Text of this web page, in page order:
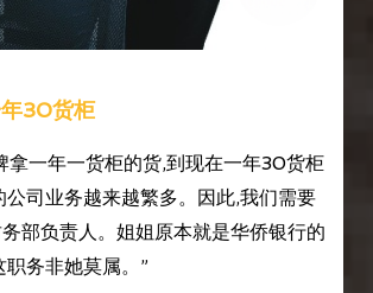
30货柜
拿一年一货柜的货,到现在一年30货柜
公司业务越来越繁多。因此,我们需要
部负责人。姐姐原本就是华侨银行的
务非她莫属。”